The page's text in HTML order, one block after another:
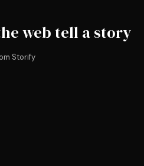
web tell a story
Storify